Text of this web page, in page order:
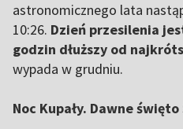
astronomicznego lata
10:26. Dzień przesilenia
godzin dłuższy od
wypada w grudniu.
Noc Kupały. Dawne święto